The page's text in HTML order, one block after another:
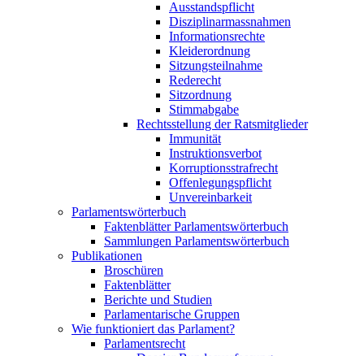
Ausstandspflicht
Disziplinarmassnahmen
Informationsrechte
Kleiderordnung
Sitzungsteilnahme
Rederecht
Sitzordnung
Stimmabgabe
Rechtsstellung der Ratsmitglieder
Immunität
Instruktionsverbot
Korruptionsstrafrecht
Offenlegungspflicht
Unvereinbarkeit
Parlamentswörterbuch
Faktenblätter Parlamentswörterbuch
Sammlungen Parlamentswörterbuch
Publikationen
Broschüren
Faktenblätter
Berichte und Studien
Parlamentarische Gruppen
Wie funktioniert das Parlament?
Parlamentsrecht